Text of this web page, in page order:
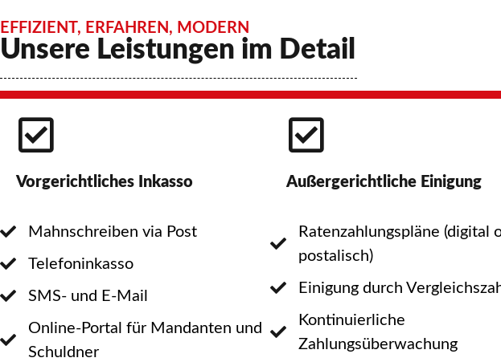
EFFIZIENT, ERFAHREN, MODERN
Unsere Leistungen im Detail
Vorgerichtliches Inkasso Außergerichtliche Einigung
Mahnschreiben via Post
Telefoninkasso
SMS- und E-Mail
Online-Portal für Mandanten und
Schuldner
Ratenzahlungspläne (digital
postalisch)
Einigung durch
Kontinuierliche
Zahlungsüberwachung